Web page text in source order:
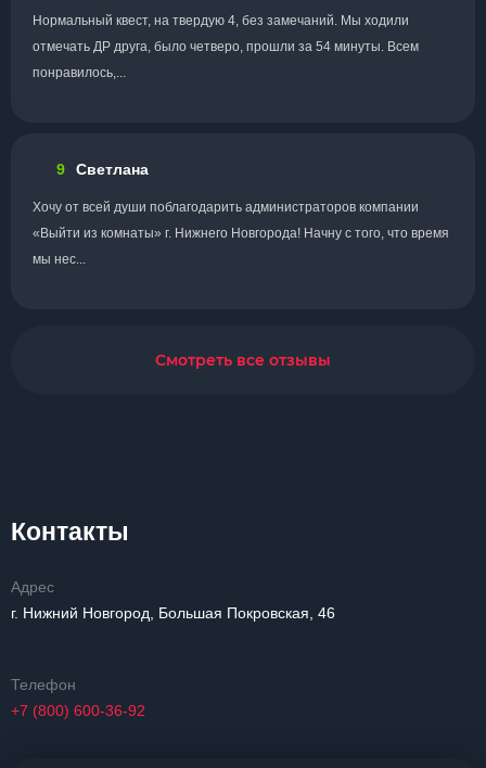
Нормальный квест, на твердую 4, без замечаний. Мы ходили
отмечать ДР друга, было четверо, прошли за 54 минуты. Всем
понравилось,...
9 Светлана
Хочу от всей души поблагодарить администраторов компании
«Выйти из комнаты» г. Нижнего Новгорода! Начну с того, что время
мы нес...
Смотреть все отзывы
Контакты
Адрес
г. Нижний Новгород, Большая Покровская, 46
Телефон
+7 (800) 600-36-92